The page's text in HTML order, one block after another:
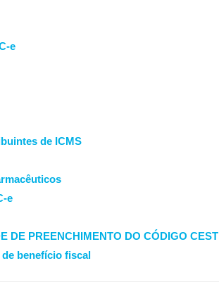
e
de ICMS
e
DE PREENCHIMENTO DO CÓDIGO CEST
benefício fiscal